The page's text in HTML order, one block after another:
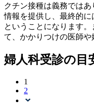
クチン接種は義務では
情報を提供し、最終的に
ということになります
て、かかりつけの医師や
婦人科受診の目
1
2